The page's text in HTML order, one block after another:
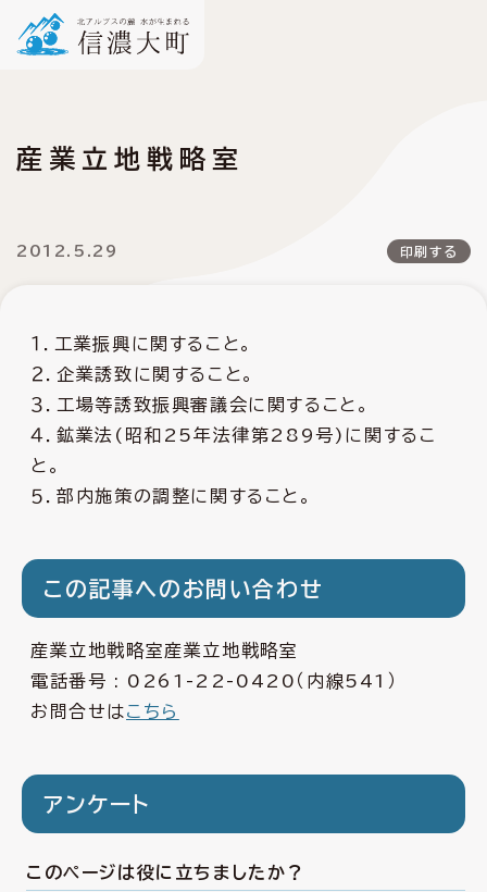
産業立地戦略室
2012.5.29 印刷する
１．工業振興に関すること。
２．企業誘致に関すること。
３．工場等誘致振興審議会に関すること。
４．鉱業法(昭和25年法律第289号)に関するこ
と。
５．部内施策の調整に関すること。
この記事へのお問い合わせ
産業立地戦略室産業立地戦略室
電話番号 : 0261-22-0420 （内線541）
お問合せはこちら
アンケート
このページは役に立ちましたか？